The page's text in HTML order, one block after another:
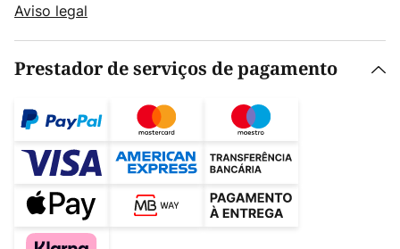
Aviso legal
Prestador de serviços de pagamento